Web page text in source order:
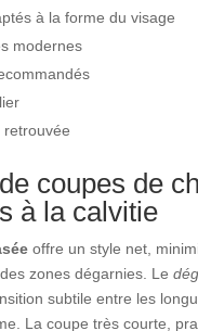
à la forme du visage
modernes
retrouvée
coupes de
à la calvitie
offre un style net,
zones dégarnies. Le
subtile entre les
La coupe très courte,